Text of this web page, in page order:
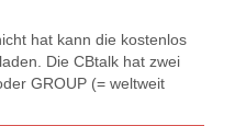
hat kann die kostenlos
Die CBtalk hat zwei
GROUP (= weltweit